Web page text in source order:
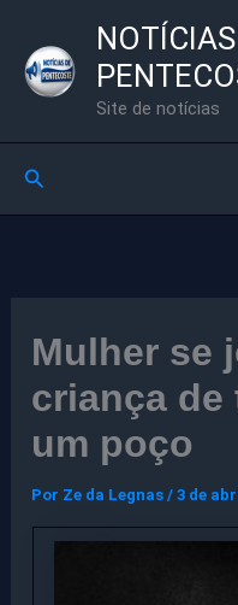
para
Site de notícias
Pesquisar
Mulher se
criança de
um poço
Por Ze da Legnas/3 de